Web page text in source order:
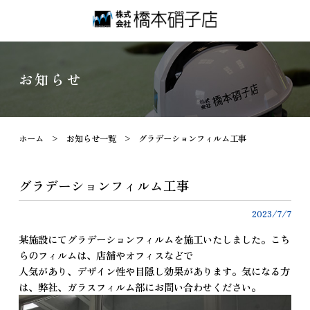
お知らせ
ホーム > お知らせ一覧 > グラデーションフィルム工事
グラデーションフィルム工事
2023/7/7
某施設にてグラデーションフィルムを施工いたしました。こち
らのフィルムは、店舗やオフィスなどで
人気があり、デザイン性や目隠し効果があります。気になる方
は、弊社、ガラスフィルム部にお問い合わせください。